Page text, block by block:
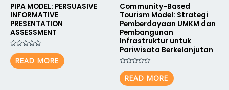
PIPA MODEL: PERSUASIVE
INFORMATIVE
PRESENTATION
ASSESSMENT
Rated
0
out
of
READ MORE
Community-Based
Tourism Model: Strategi
Pemberdayaan UMKM dan
Pembangunan
Infrastruktur untuk
Pariwisata Berkelanjutan
Rated
0
out
of
READ MORE